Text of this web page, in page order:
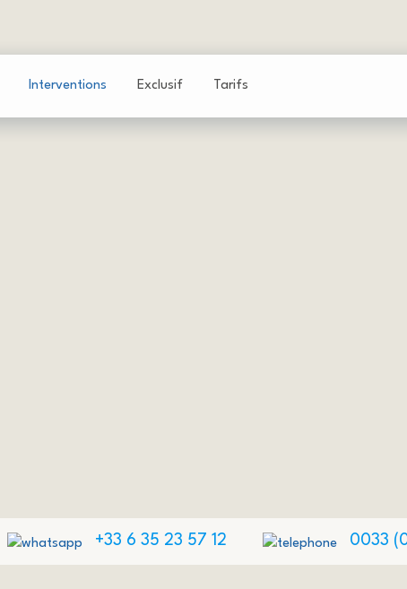
Interventions Exclusif Tarifs
+33 6 35 23 57 12 0033